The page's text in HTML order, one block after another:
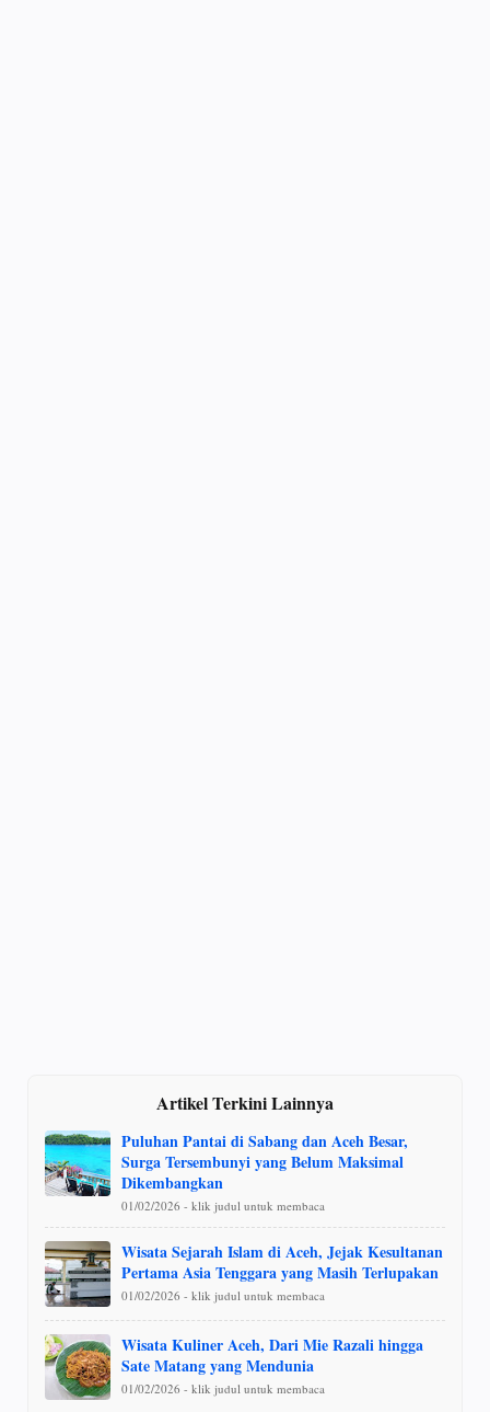
Artikel Terkini Lainnya
Puluhan Pantai di Sabang dan Aceh Besar,
Surga Tersembunyi yang Belum Maksimal
Dikembangkan
01/02/2026 - klik judul untuk membaca
Wisata Sejarah Islam di Aceh, Jejak Kesultanan
Pertama Asia Tenggara yang Masih Terlupakan
01/02/2026 - klik judul untuk membaca
Wisata Kuliner Aceh, Dari Mie Razali hingga
Sate Matang yang Mendunia
01/02/2026 - klik judul untuk membaca